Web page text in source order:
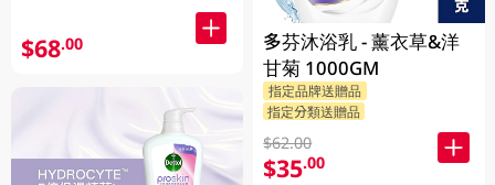
$68.00
多芬沐浴乳 - 薰衣草&洋
甘菊 1000GM
指定品牌送贈品
指定分類送贈品
$62.00
$35.00